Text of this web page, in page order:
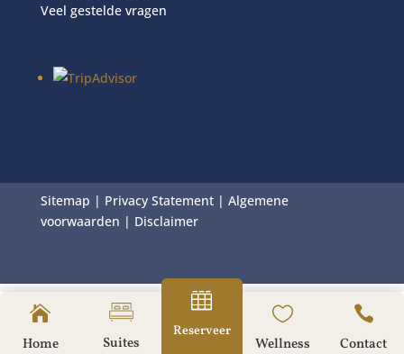
Veel gestelde vragen
Sitemap | Privacy Statement| Algemene
voorwaarden | Disclaimer

Home Suites

Reserveer

Wellness

Contact